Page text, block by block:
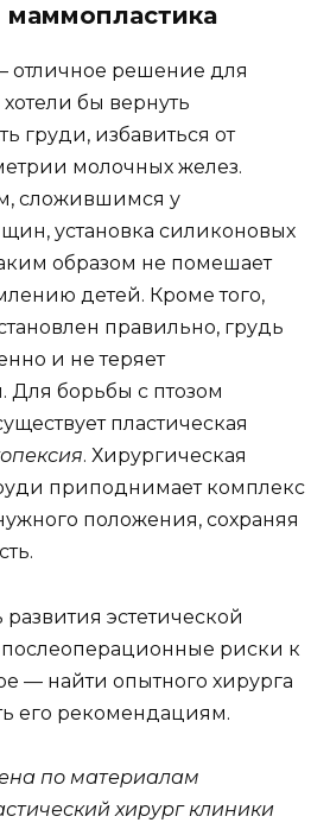
отличное решение для
бы вернуть
груди, избавиться от
молочных желез.
сложившимся у
установка силиконовых
образом не помешает
детей. Кроме того,
правильно, грудь
и не теряет
Для борьбы с птозом
пластическая
. Хирургическая
приподнимает комплекс
положения, сохраняя
эстетической
риски к
— найти опытного хирурга
его рекомендациям.
по материалам
хирург клиники